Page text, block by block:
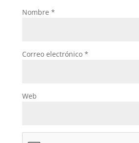
Nombre *
Correo electrónico *
Web